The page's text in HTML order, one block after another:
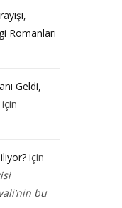
Romanları
Geldi,
için
için
bu